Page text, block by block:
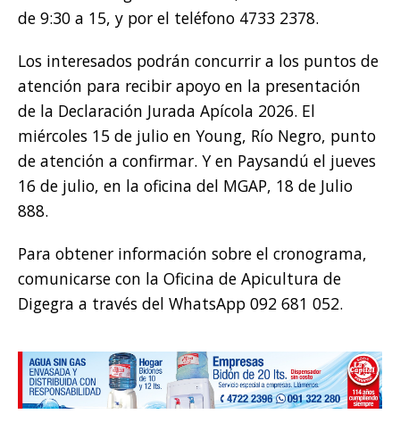
de 9:30 a 15, y por el teléfono 4733 2378.
Los interesados podrán concurrir a los puntos de
atención para recibir apoyo en la presentación
de la Declaración Jurada Apícola 2026. El
miércoles 15 de julio en Young, Río Negro, punto
de atención a confirmar. Y en Paysandú el jueves
16 de julio, en la oficina del MGAP, 18 de Julio
888.
Para obtener información sobre el cronograma,
comunicarse con la Oficina de Apicultura de
Digegra a través del WhatsApp 092 681 052.